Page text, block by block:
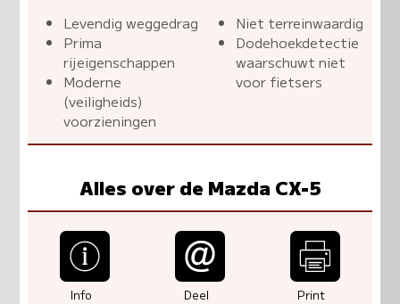
Levendig weggedrag
Prima
rijeigenschappen
Moderne
(veiligheids)
voorzieningen
Niet terreinwaardig
Dodehoekdetectie
waarschuwt niet
voor fietsers
Alles over de Mazda CX-5
Info Deel Print